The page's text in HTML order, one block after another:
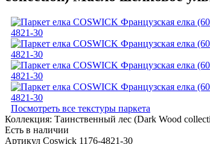
Посмотреть все текстуры паркета
Коллекция: Таинственный лес (Dark Wood
Есть в наличии
Артикул Coswick 1176-4821-30